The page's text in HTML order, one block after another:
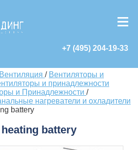
+7 (495) 204-19-33
Вентиляция / Вентиляторы и
и принадлежности
и Принадлежности /
нагреватели и охладители
battery
battery